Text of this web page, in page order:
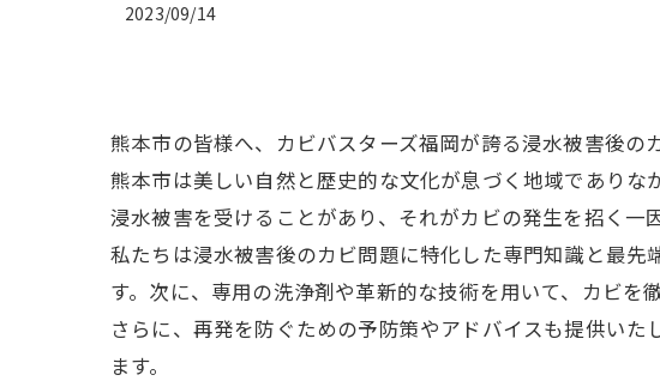
2023/09/14
熊本市の皆様へ、カビバスターズ福岡が誇る浸水被害後の
熊本市は美しい自然と歴史的な文化が息づく地域であり
浸水被害を受けることがあり、それがカビの発生を招く一
私たちは浸水被害後のカビ問題に特化した専門知識と最
す。次に、専用の洗浄剤や革新的な技術を用いて、カビを
さらに、再発を防ぐための予防策やアドバイスも提供い
ます。